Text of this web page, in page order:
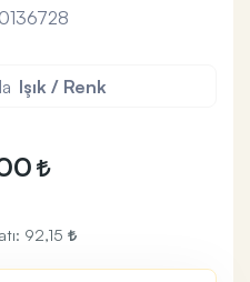
Işık / Renk
92,15